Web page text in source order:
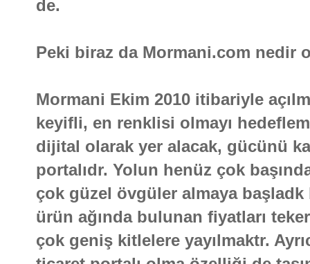
de.
Peki biraz da Mormani.com nedir
Mormani Ekim 2010 itibariyle
keyifli, en renklisi olmayı
dijital olarak yer alacak, gücünü
portalıdr. Yolun henüz çok
çok güzel övgüler almaya
ürün ağında bulunan fiyatları
çok geniş kitlelere yayılmaktr.